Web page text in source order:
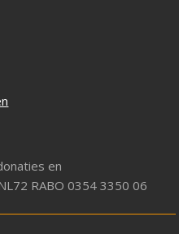
en
RABO 0354 3350 06